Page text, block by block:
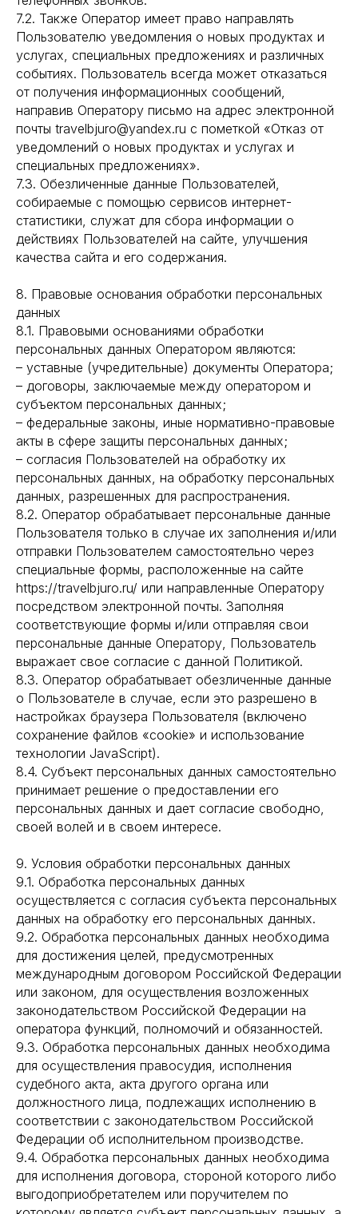
7.2. Также Оператор имеет право направлять
Пользователю уведомления о новых продуктах и
услугах, специальных предложениях и различных
событиях. Пользователь всегда может отказаться
от получения информационных сообщений,
направив Оператору письмо на адрес электронной
почты travelbjuro@yandex.ru с пометкой «Отказ от
уведомлений о новых продуктах и услугах и
специальных предложениях».
7.3. Обезличенные данные Пользователей,
собираемые с помощью сервисов интернет-
статистики, служат для сбора информации о
действиях Пользователей на сайте, улучшения
качества сайта и его содержания.
8. Правовые основания обработки персональных
данных
8.1. Правовыми основаниями обработки
персональных данных Оператором являются:
– уставные (учредительные) документы Оператора;
– договоры, заключаемые между оператором и
субъектом персональных данных;
– федеральные законы, иные нормативно-правовые
акты в сфере защиты персональных данных;
– согласия Пользователей на обработку их
персональных данных, на обработку персональных
данных, разрешенных для распространения.
8.2. Оператор обрабатывает персональные данные
Пользователя только в случае их заполнения и/или
отправки Пользователем самостоятельно через
специальные формы, расположенные на сайте
https://travelbjuro.ru/ или направленные Оператору
посредством электронной почты. Заполняя
соответствующие формы и/или отправляя свои
персональные данные Оператору, Пользователь
выражает свое согласие с данной Политикой.
8.3. Оператор обрабатывает обезличенные данные
о Пользователе в случае, если это разрешено в
настройках браузера Пользователя (включено
сохранение файлов «cookie» и использование
технологии JavaScript).
8.4. Субъект персональных данных самостоятельно
принимает решение о предоставлении его
персональных данных и дает согласие свободно,
своей волей и в своем интересе.
9. Условия обработки персональных данных
9.1. Обработка персональных данных
осуществляется с согласия субъекта персональных
данных на обработку его персональных данных.
9.2. Обработка персональных данных необходима
для достижения целей, предусмотренных
международным договором Российской Федерации
или законом, для осуществления возложенных
законодательством Российской Федерации на
оператора функций, полномочий и обязанностей.
9.3. Обработка персональных данных необходима
для осуществления правосудия, исполнения
судебного акта, акта другого органа или
должностного лица, подлежащих исполнению в
соответствии с законодательством Российской
Федерации об исполнительном производстве.
9.4. Обработка персональных данных необходима
для исполнения договора, стороной которого либо
выгодоприобретателем или поручителем по